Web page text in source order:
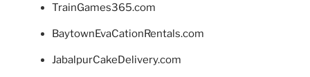
TrainGames365.com
BaytownEvaCationRentals.com
JabalpurCakeDelivery.com